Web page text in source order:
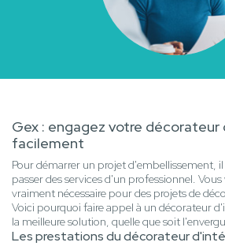
Gex : engagez votre
facilement
Pour démarrer un projet d'embellissement,
passer des services d'un professionnel.
vraiment nécessaire pour des projets de
Voici pourquoi faire appel à un décorateur
la meilleure solution, quelle que soit
Les prestations du décorateur